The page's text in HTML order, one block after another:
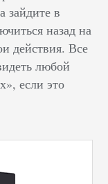
зайдите в
назад на
действия. Все
любой
если это